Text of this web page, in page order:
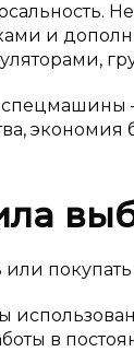
и
или
в